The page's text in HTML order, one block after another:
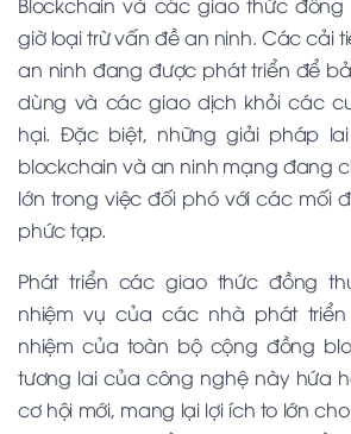
giờ loại trừ vấn đề an ninh. Các cải
an ninh đang được phát triển để
dùng và các giao dịch khỏi các
hại. Đặc biệt, những giải pháp
blockchain và an ninh mạng đang
lớn trong việc đối phó với các mối
phức tạp.
Phát triển các giao thức đồng
nhiệm vụ của các nhà phát
nhiệm của toàn bộ cộng đồng
tương lai của công nghệ này hứa
cơ hội mới, mang lại lợi ích to lớn